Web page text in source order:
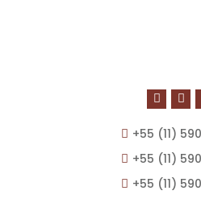
+55 (11)
+55 (11)
+55 (11)